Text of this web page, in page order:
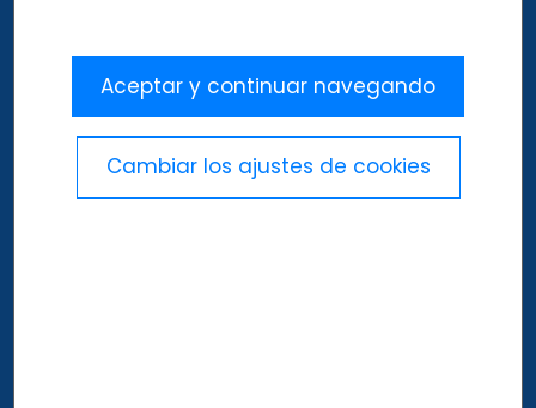
Aceptar y continuar navegando
Cambiar los ajustes de cookies